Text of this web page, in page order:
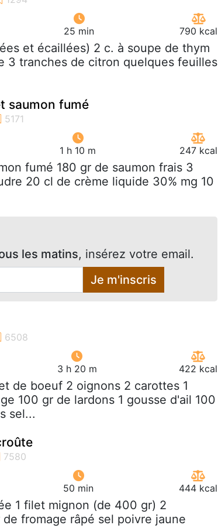
25 min 790 kcal
et écaillées) 2 c. à soupe de thym
3 tranches de citron quelques feuilles
saumon fumé
1 h 10 m 247 kcal
fumé 180 gr de saumon frais 3
20 cl de crème liquide 30% mg 10
les matins, insérez votre email.
Je m'inscris
3 h 20 m 422 kcal
de boeuf 2 oignons 2 carottes 1
100 gr de lardons 1 gousse d'ail 100
sel...
50 min 444 kcal
1 filet mignon (de 400 gr) 2
fromage râpé sel poivre jaune